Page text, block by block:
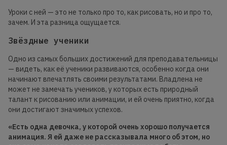
Уроки с ней — это не только про то, как рисовать, но и про то,
зачем. И эта разница ощущается.
Звёздные ученики
Одно из самых больших достижений для преподавательницы
— видеть, как её ученики развиваются, особенно когда они
начинают впечатлять своими результатами. Владлена не
может не замечать учеников, у которых есть природный
талант к рисованию или анимации, и ей очень приятно, когда
они достигают значимых успехов.
«Есть одна девочка, у которой очень хорошо получается
анимация. Я ей даже не рассказывала много об этом, но